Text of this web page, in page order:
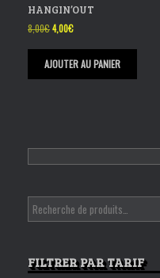
HANGIN’OUT
8,00€Le
initial
était :
8,00€.
4,00€Le
actuel
est :
4,00€.
AJOUTER AU PANIER
FILTRER PAR TARIF